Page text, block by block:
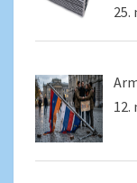
25.
12.